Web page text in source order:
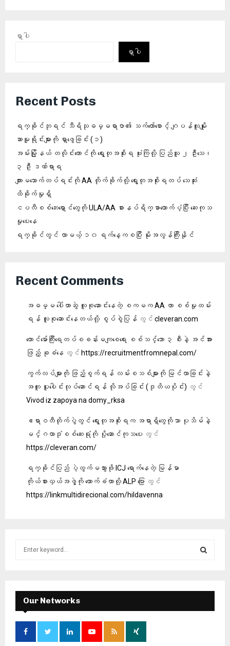
ရှာပါ
ရှာပါ
Recent Posts
ရက္ခိုင်ဘုရင် သီရိသုဓမ္မရာဇာ၏ သက်တော်စောင့် ဂျပန်လူမျိုး
ဆာမူရိုင်းများကို ရှာဖွေခြင်း (၁)
အမ်းမြို့နယ် တလိုင်းတောင်ကို ရွေးတုအစိုးရ ဗုံးကြဲလို့ ပြည်သူ ၂ ဦးသေ၊
၃ ဦး ဒဏ်ရာရ
ကျားမသောက်တပ်ရင်းကို AA တိုက်ခိုက်လို့ ရွေးတုအစိုးရတပ် သေဆုံး
ထိခိုက်မှုရှိ
ငပလီစစ်ဘေးရှောင်တွေကို ULA/AA စားနပ်ရိက္ခာထောက်ပံ့ပြီး ဆေးကုသ
မှုပေးနေ
ရက္ခိုင်တွင် လာမယ့် ၁၀ ရက်နေ့ကစပြီး မိုးအလွန်ကြီးနိုင်
Recent Comments
အဓမ္မ ပေါ်တာဆွဲ လူစုဆောင်းနေတဲ့ စကမက AA ဟာ စစ်မှုထမ်း
ရန် လူစု‌ဆောင်းနေတယ်လို့ စွပ်စွဲပြန် တွင် cleveran.com
တောင်မော်ကြီးရေတပ်စခန်းမကျစေရေး စစ်သင်္ဘော ၃ စီးနဲ့ အင်အား
ဖြည့် ခုခံနေ တွင် https://recruitmentfromnepal.com/
ကွက်လပ်များကို ဖြည့်စွက်ရန် လမ်းစသစ်များကို မြင်လာခြင်းနဲ့
အတူ ပူးပေါင်းလုပ်ဆောင်ရန် လိုအပ်ခြင်း (ဒုတိယပိုင်း) တွင်
Vivod iz zapoya na domy_rksa
ဧရာဝတီတိုက်ပွဲတွင် ရွေးတုအစိုးရက အရာရှိတွေကိုသာ ပုသိမ်နဲ့
မင်္ဂလာဒုံစစ်ဆေးရုံကို ပို့ဆောင်ကုသပေး တွင်
https://cleveran.com/
ရက္ခိုင်ပြည် ပဲ့ထွက်မသွားဖို ICJ ရောက်နေတဲ့ မြန်မာ
ကိုယ်စားလှယ်အဖွဲ့ကို ထောက်ခံတာလို့ ALP ပြော တွင်
https://linkmultidirecional.com/hildavenna
f
o
:
E
A
Our Networks